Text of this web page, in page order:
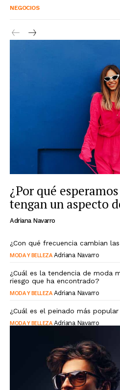
NEGOCIOS
¿Por qué
tengan un aspecto
Adriana Navarro
¿Con qué frecuencia cambian
MODA Y BELLEZA Adriana Navarro
¿Cuál es la tendencia de moda
riesgo que ha encontrado?
MODA Y BELLEZA Adriana Navarro
¿Cuál es el peinado más
MODA Y BELLEZA Adriana Navarro